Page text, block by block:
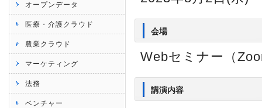
オープンデータ
医療・介護クラウド
農業クラウド
マーケティング
法務
ベンチャー
会場
Webセミナー（
講演内容